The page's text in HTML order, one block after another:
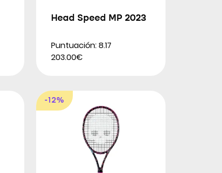
Head Speed MP 2023
Puntuación: 8.17
203.00€
-12%